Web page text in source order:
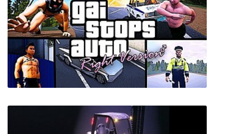
Senran Kagura Reflexions